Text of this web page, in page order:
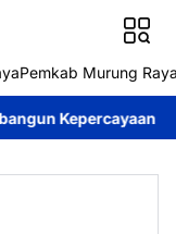
Pemkab Murung
Publik Pemkab